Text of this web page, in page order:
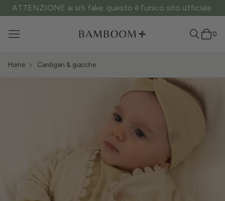
ATTENZIONE ai siti fake: questo è l’unico sito ufficiale.
0
Home Cardigan & giacche